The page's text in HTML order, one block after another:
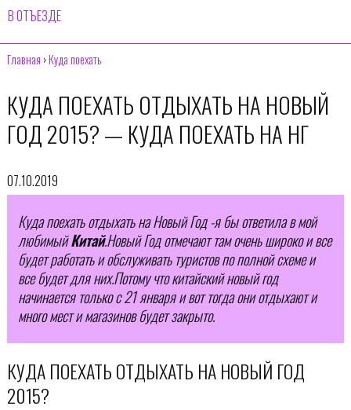
В ОТЪЕЗДЕ
Главная ›Куда поехать
КУДА ПОЕХАТЬ ОТДЫХАТЬ НА НОВЫЙ
ГОД 2015? — КУДА ПОЕХАТЬ НА НГ
07.10.2019
Куда поехать отдыхать на Новый Год -я бы ответила в мой
любимыйКитай.Новый Год отмечают там очень широко и все
будет работать и обслуживать туристов по полной схеме и
все будет для них.Потому что китайский новый год
начинается только с 21 января и вот тогда они отдыхают и
много мест и магазинов будет закрыто.
КУДА ПОЕХАТЬ ОТДЫХАТЬ НА НОВЫЙ ГОД
2015?